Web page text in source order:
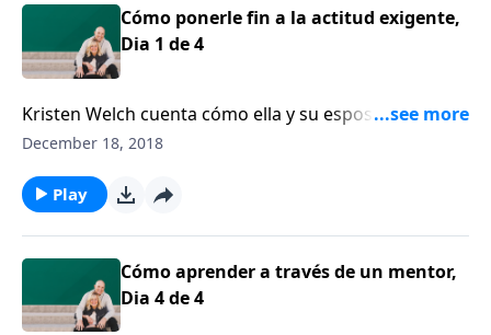
Cómo ponerle fin a la actitud exigente,
Dia 1 de 4
Kristen Welch cuenta cómo ella y su esposo podaron
la mentalidad de exigencia de su hijo, antes de que
December 18, 2018
Play
Cómo aprender a través de un mentor,
Dia 4 de 4